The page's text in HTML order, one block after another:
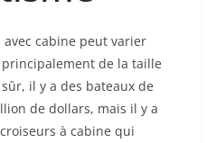
avec cabine peut varier
de la taille
il y a des bateaux de
de dollars, mais il y a
à cabine qui